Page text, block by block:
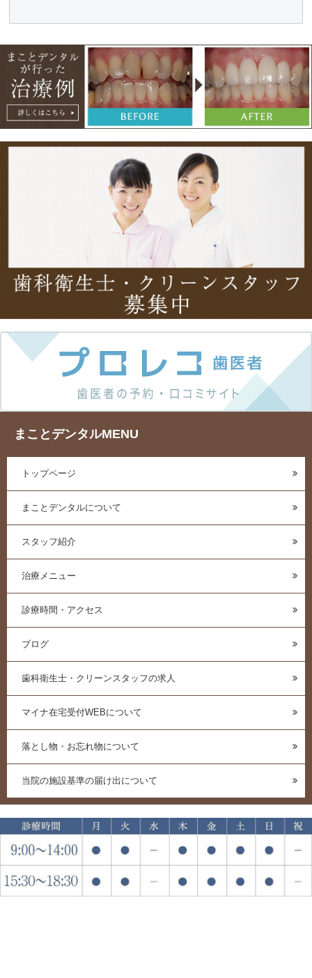
まことデンタルMENU
トップページ
まことデンタルについて
スタッフ紹介
治療メニュー
診療時間・アクセス
ブログ
歯科衛生士・クリーンスタッフの求人
マイナ在宅受付WEBについて
落とし物・お忘れ物について
当院の施設基準の届け出について